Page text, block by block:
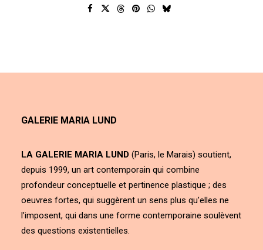
GALERIE MARIA LUND
LA GALERIE MARIA LUND (Paris, le Marais) soutient,
depuis 1999, un art contemporain qui combine
profondeur conceptuelle et pertinence plastique ; des
oeuvres fortes, qui suggèrent un sens plus qu’elles ne
l’imposent, qui dans une forme contemporaine soulèvent
des questions existentielles.